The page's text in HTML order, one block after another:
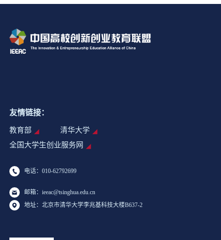
友情链接：
教育部
清华大学
全国大学生创业服务网
电话：010-62792699
邮箱：ieeac@tsinghua.edu.cn
地址：北京市清华大学李兆基科技大楼B637-2